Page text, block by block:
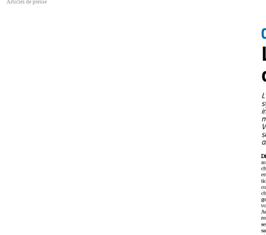
Articles de presse